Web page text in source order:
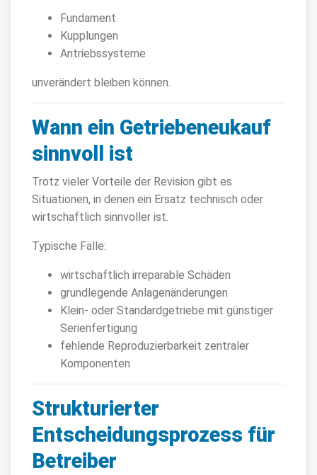
Fundament
Kupplungen
Antriebssysteme
unverändert bleiben können.
Wann ein Getriebeneukauf
sinnvoll ist
Trotz vieler Vorteile der Revision gibt es
Situationen, in denen ein Ersatz technisch oder
wirtschaftlich sinnvoller ist.
Typische Fälle:
wirtschaftlich irreparable Schäden
grundlegende Anlagenänderungen
Klein- oder Standardgetriebe mit günstiger
Serienfertigung
fehlende Reproduzierbarkeit zentraler
Komponenten
Strukturierter
Entscheidungsprozess für
Betreiber